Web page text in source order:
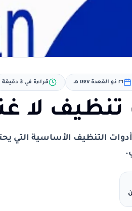
٢٦ ذو القعدة ١٤٤٧ هـ قراءة في 3 دقيقة
تنظيف لا
التنظيف الأساسية التي